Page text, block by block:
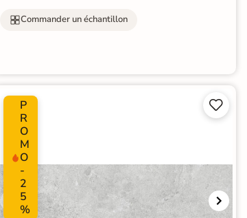
Commander un échantillon
P
R
O
M
O
-
2
5
%

